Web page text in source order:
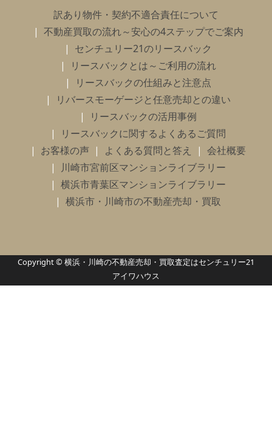
訳あり物件・契約不適合責任について
不動産買取の流れ～安心の4ステップでご案内
センチュリー21のリースバック
リースバックとは～ご利用の流れ
リースバックの仕組みと注意点
リバースモーゲージと任意売却との違い
リースバックの活用事例
リースバックに関するよくあるご質問
お客様の声
よくある質問と答え
会社概要
川崎市宮前区マンションライブラリー
横浜市青葉区マンションライブラリー
横浜市・川崎市の不動産売却・買取
Copyright © 横浜・川崎の不動産売却・買取査定はセンチュリー21
アイワハウス